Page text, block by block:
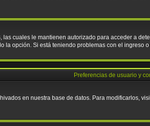
cuales le mantienen autorizado para acceder a
opción. Si está teniendo problemas con el ingreso
Preferencias de usuario y
en nuestra base de datos. Para modificarlos,